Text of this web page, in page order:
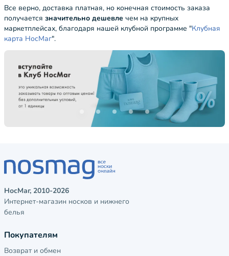
Все верно, доставка платная, но конечная стоимость заказа
получается значительно дешевле чем на крупных
маркетплейсах, благодаря нашей клубной программе "Клубная
карта НосМаг".
НосМаг, 2010-2026
Интернет-магазин носков и нижнего
белья
Покупателям
Возврат и обмен